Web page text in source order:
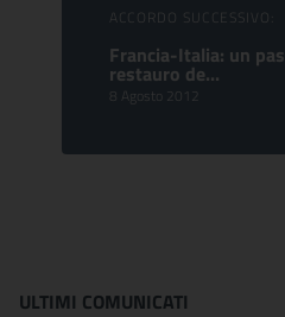
ACCORDO SUCCESSIVO:
Francia-Italia: un
restauro de...
8 Agosto 2012
ULTIMI COMUNICATI